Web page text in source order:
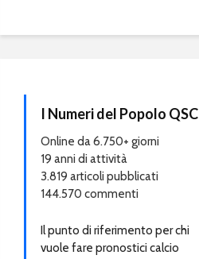
I Numeri del Popolo QSC
Online da 6.750+ giorni
19 anni di attività
3.819 articoli pubblicati
144.570 commenti
Il punto di riferimento per chi
vuole fare pronostici calcio